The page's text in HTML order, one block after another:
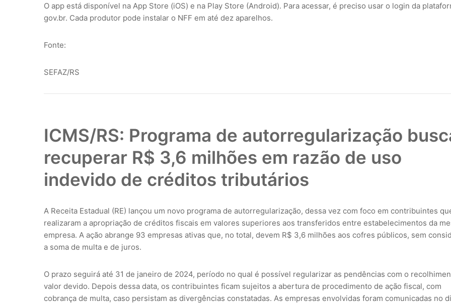
O app está disponível na App Store (iOS) e na Play Store (Android). Para acessar, é preciso usar o login da
gov.br. Cada produtor pode instalar o NFF em até dez aparelhos.
Fonte:
SEFAZ/RS
ICMS/RS: Programa de autorregularização
recuperar R$ 3,6 milhões em razão de uso
indevido de créditos tributários
A Receita Estadual (RE) lançou um novo programa de autorregularização, dessa vez com foco em contribuintes
realizaram a apropriação de créditos fiscais em valores superiores aos transferidos entre estabelecimentos da
empresa. A ação abrange 93 empresas ativas que, no total, devem R$ 3,6 milhões aos cofres públicos, sem
a soma de multa e de juros.
O prazo seguirá até 31 de janeiro de 2024, período no qual é possível regularizar as pendências com o
valor devido. Depois dessa data, os contribuintes ficam sujeitos a abertura de procedimento de ação fiscal, com
cobrança de multa, caso persistam as divergências constatadas. As empresas envolvidas foram comunicadas no